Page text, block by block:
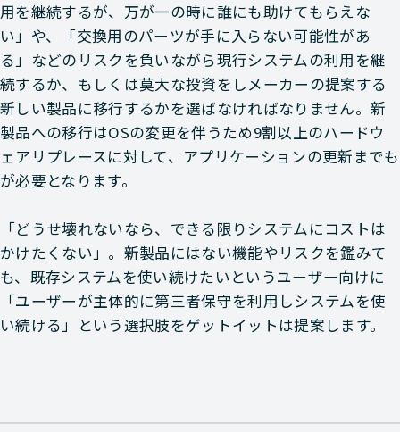
用を継続するが、万が一の時に誰にも助けてもらえな
い」や、「交換用のパーツが手に入らない可能性があ
る」などのリスクを負いながら現行システムの利用を継
続するか、もしくは莫大な投資をしメーカーの提案する
新しい製品に移行するかを選ばなければなりません。新
製品への移行はOSの変更を伴うため9割以上のハードウ
ェアリプレースに対して、アプリケーションの更新までも
が必要となります。
「どうせ壊れないなら、できる限りシステムにコストは
かけたくない」。新製品にはない機能やリスクを鑑みて
も、既存システムを使い続けたいというユーザー向けに
「ユーザーが主体的に第三者保守を利用しシステムを使
い続ける」という選択肢をゲットイットは提案します。